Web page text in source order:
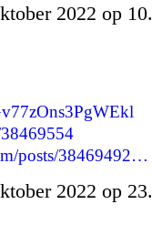
2022 op
posts/38469492…
2022 op